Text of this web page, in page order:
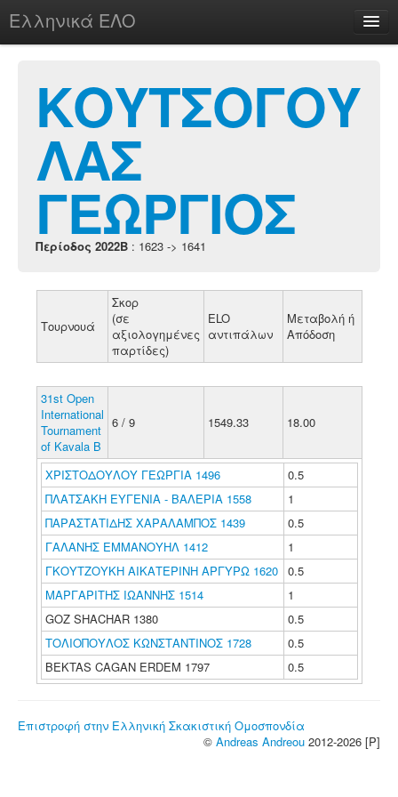
Ελληνικά ΕΛΟ
chesstu.be @ discord
Login
ΚΟΥΤΣΟΓΟΥ
ΛΑΣ
ΓΕΩΡΓΙΟΣ
Περίοδος 2022B : 1623 -> 1641
Τουρνουά
Σκορ
(σε
αξιολογημένες
παρτίδες)
ELO
αντιπάλων
Μεταβολή ή
Απόδοση
31st Open
International
Tournament
of Kavala B
6 / 9 1549.33 18.00
ΧΡΙΣΤΟΔΟΥΛΟΥ ΓΕΩΡΓΙΑ 1496
0.5
ΠΛΑΤΣΑΚΗ ΕΥΓΕΝΙΑ - ΒΑΛΕΡΙΑ 1558
1
ΠΑΡΑΣΤΑΤΙΔΗΣ ΧΑΡΑΛΑΜΠΟΣ 1439
0.5
ΓΑΛΑΝΗΣ ΕΜΜΑΝΟΥΗΛ 1412
1
ΓΚΟΥΤΖΟΥΚΗ ΑΙΚΑΤΕΡΙΝΗ ΑΡΓΥΡΩ 1620
0.5
ΜΑΡΓΑΡΙΤΗΣ ΙΩΑΝΝΗΣ 1514
1
GOZ SHACHAR 1380
0.5
ΤΟΛΙΟΠΟΥΛΟΣ ΚΩΝΣΤΑΝΤΙΝΟΣ 1728
0.5
BEKTAS CAGAN ERDEM 1797
0.5
Επιστροφή στην Ελληνική Σκακιστική Ομοσπονδία
© Andreas Andreou 2012-2026 [P]